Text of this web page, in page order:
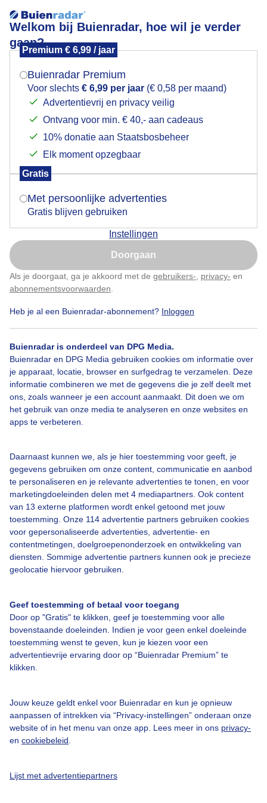
Welkom bij Buienradar, hoe wil je verder
gaan?
Premium € 6,99 / jaar
Buienradar Premium
Voor slechts € 6,99 per jaar (€ 0,58 per maand)
Advertentievrij en privacy veilig
Ontvang voor min. € 40,- aan cadeaus
10% donatie aan Staatsbosbeheer
Elk moment opzegbaar
Gratis
Met persoonlijke advertenties
Gratis blijven gebruiken
Instellingen
Doorgaan
Als je doorgaat, ga je akkoord met de gebruikers- privacy- en
abonnementsvoorwaarden
Heb je al een Buienradar-abonnement? Inloggen
Buienradar is onderdeel van DPG Media.
Buienradar en DPG Media gebruiken cookies om informatie over
je apparaat, locatie, browser en surfgedrag te verzamelen. Deze
informatie combineren we met de gegevens die je zelf deelt met
ons, zoals wanneer je een account aanmaakt. Dit doen we om
het gebruik van onze media te analyseren en onze websites en
apps te verbeteren.
Daarnaast kunnen we, als je hier toestemming voor geeft, je
gegevens gebruiken om onze content, communicatie en aanbod
te personaliseren en je relevante advertenties te tonen, en voor
marketingdoeleinden delen met 4 mediapartners. Ook content
van 13 externe platformen wordt enkel getoond met jouw
toestemming. Onze 114 advertentie partners gebruiken cookies
voor gepersonaliseerde advertenties, advertentie- en
contentmetingen, doelgroepenonderzoek en ontwikkeling van
diensten. Sommige advertentie partners kunnen ook je precieze
geolocatie hiervoor gebruiken.
Geef toestemming of betaal voor toegang
Door op "Gratis" te klikken, geef je toestemming voor alle
bovenstaande doeleinden. Indien je voor geen enkel doeleinde
toestemming wenst te geven, kun je kiezen voor een
advertentievrije ervaring door op “Buienradar Premium” te
klikken.
Jouw keuze geldt enkel voor Buienradar en kun je opnieuw
aanpassen of intrekken via “Privacy-instellingen” onderaan onze
website of in het menu van onze app. Lees meer in ons privacy-
en cookiebeleid
Lijst met advertentiepartners
stapelwolkje
Door: Gert de Bruijn Gemaakt: 28-07-2025, 24x bekeken
Stapelwolkje Hemelsblauwelucht
Bekijk slideshow
Over Buienradar
Bedrijfsgegevens
Contact
Toegankelijkheid
Gebruikersvoorwaarden
Adverteren
Privacy beleid
Cookie beleid
Mogen we je locatie gebruiken voor het
Indien je hier nog geen akkoord op hebt gegeven,
verschijnt er zo een pop-up uit je browser waarin
Is goed, toon de popup
Nu niet, misschien later
Klik hierom dit aan te passen